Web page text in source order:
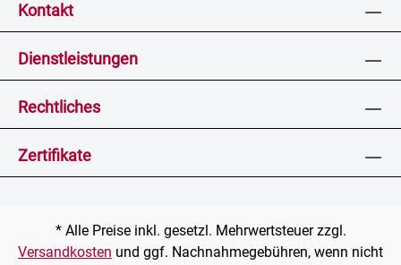
Kontakt
Dienstleistungen
Rechtliches
Zertifikate
* Alle Preise inkl. gesetzl. Mehrwertsteuer zzgl.
Versandkosten und ggf. Nachnahmegebühren, wenn nicht